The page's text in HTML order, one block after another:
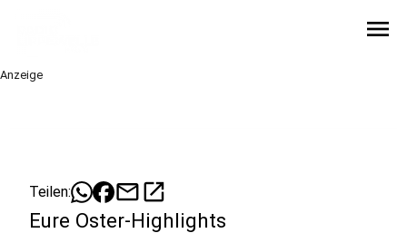
menu
Anzeige
Teilen: mailopen_in_new
Eure Oster-Highlights